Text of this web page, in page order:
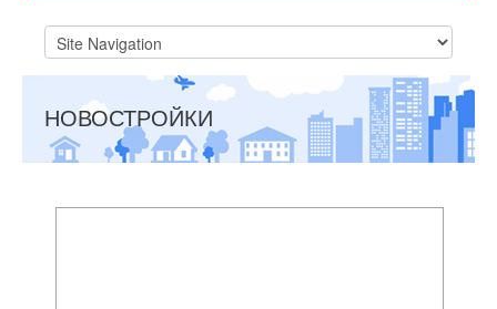
НОВОСТРОЙКИ